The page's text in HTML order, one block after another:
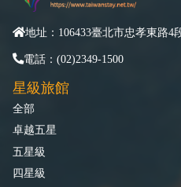
地址：106433臺北市忠孝東路4
電話：(02)2349-1500
星級旅館
全部
卓越五星
五星級
四星級